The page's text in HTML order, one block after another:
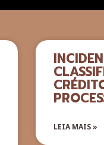
LEIA MAIS »